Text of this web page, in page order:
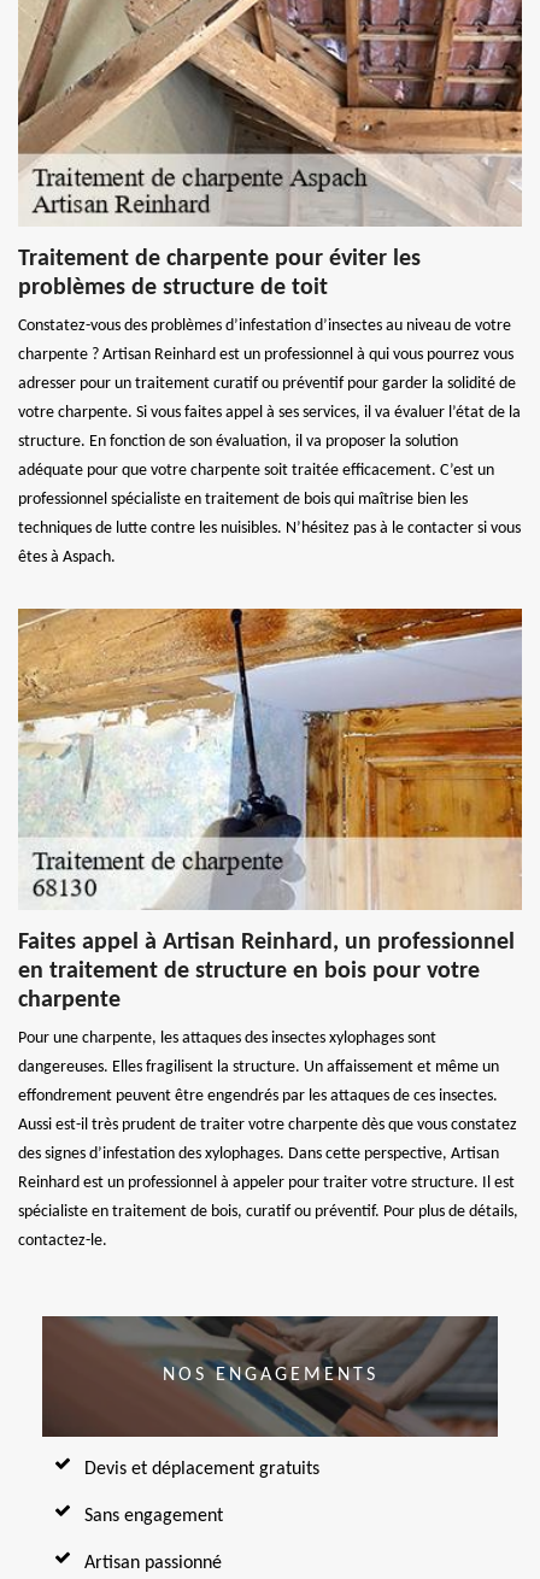
Traitement de charpente pour éviter les
problèmes de structure de toit
Constatez-vous des problèmes d’infestation d’insectes au niveau de votre
charpente ? Artisan Reinhard est un professionnel à qui vous pourrez vous
adresser pour un traitement curatif ou préventif pour garder la solidité de
votre charpente. Si vous faites appel à ses services, il va évaluer l’état de la
structure. En fonction de son évaluation, il va proposer la solution
adéquate pour que votre charpente soit traitée efficacement. C’est un
professionnel spécialiste en traitement de bois qui maîtrise bien les
techniques de lutte contre les nuisibles. N’hésitez pas à le contacter si vous
êtes à Aspach.
Faites appel à Artisan Reinhard, un professionnel
en traitement de structure en bois pour votre
charpente
Pour une charpente, les attaques des insectes xylophages sont
dangereuses. Elles fragilisent la structure. Un affaissement et même un
effondrement peuvent être engendrés par les attaques de ces insectes.
Aussi est-il très prudent de traiter votre charpente dès que vous constatez
des signes d’infestation des xylophages. Dans cette perspective, Artisan
Reinhard est un professionnel à appeler pour traiter votre structure. Il est
spécialiste en traitement de bois, curatif ou préventif. Pour plus de détails,
contactez-le.
NOS ENGAGEMENTS
Devis et déplacement gratuits
Sans engagement
Artisan passionné